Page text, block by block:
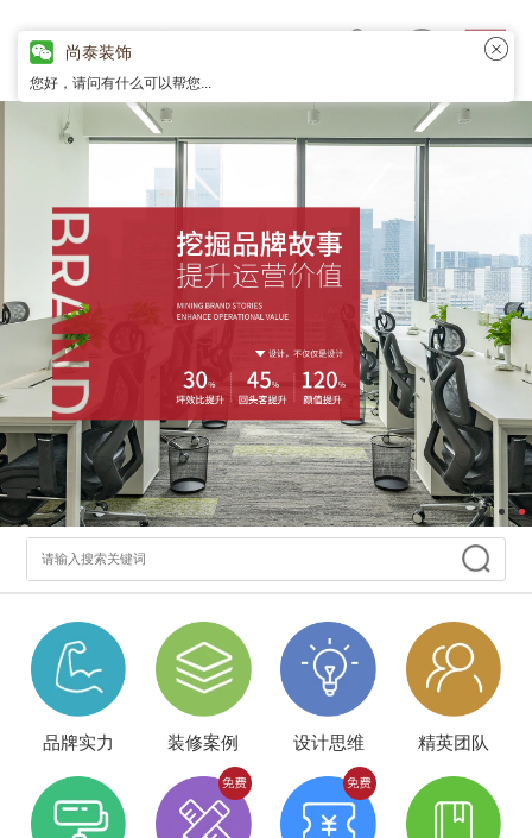
品牌实力 装修案例 设计思维 精英团队
尚泰装饰
您好，请问有什么可以帮您...